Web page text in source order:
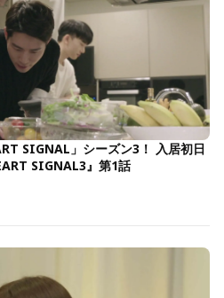
SIGNAL」シーズン3！ 入居初日
SIGNAL3』第1話